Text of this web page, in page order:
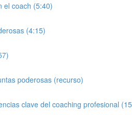
el coach (5:40)
(4:15)
poderosas (recurso)
clave del coaching profesional